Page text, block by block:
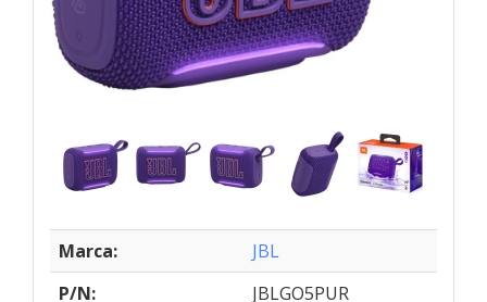
Marca:
JBL
P/N:
JBLGO5PUR